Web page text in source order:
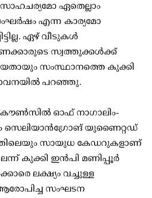
സാഹചര്യമോ ഏതെല്ലാം
എന്ന കാര്യമോ
ഏഴ് വീടുകള്‍
സ്വത്തുക്കള്‍ക്ക്
സംസ്ഥാനത്തെ കുക്കി
പറഞ്ഞു.
ഓഫ് നാഗാലിം-
സെലിയാന്‍ഗ്രോങ് യുണൈറ്റഡ്
സായുധ കേഡറുകളാണ്
കുക്കി ഇന്‍പി മണിപ്പൂര്‍
ലക്ഷ്യം വച്ചുള്ള
സംഘടന